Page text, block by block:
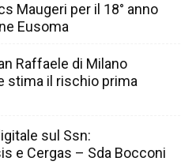
Maugeri per il 18° anno
Eusoma
Raffaele di Milano
stima il rischio prima
sul Ssn:
e Cergas – Sda Bocconi